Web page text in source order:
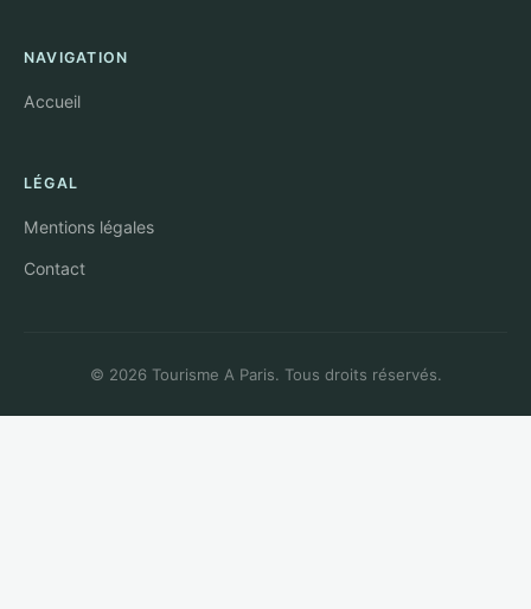
NAVIGATION
Accueil
LÉGAL
Mentions légales
Contact
© 2026 Tourisme A Paris. Tous droits réservés.